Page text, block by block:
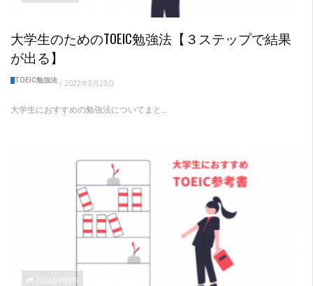
大学生のためのTOEIC勉強法【３ステップで結果
が出る】
TOEIC勉強法 / 2022年5月23日
大学生におすすめの勉強法についてまと...
13340 VIEWS